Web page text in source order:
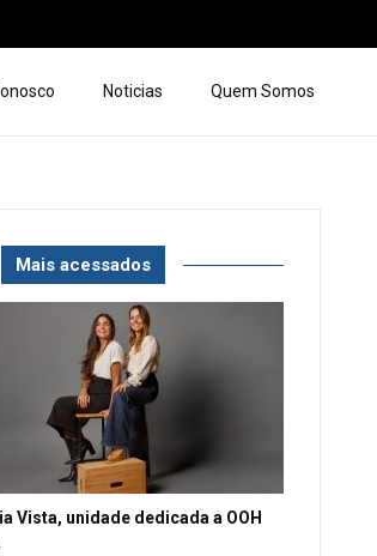
Noticias Quem Somos
Mais acessados
Vista, unidade dedicada a OOH